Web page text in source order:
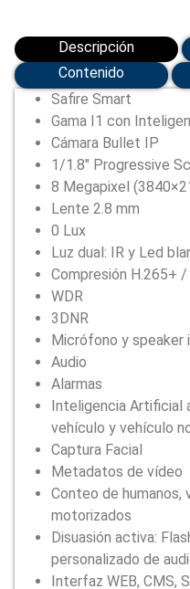
cantidad Descripción
Contenido
Safire Smart
Gama I1 con
Cámara Bullet IP
1/1.8″ Progressive
8 Megapixel
Lente 2.8 mm
0 Lux
Luz dual: IR y Led
Compresión H.265+
WDR
3DNR
Micrófono y speaker
Audio
Alarmas
Inteligencia Artificial
vehículo y vehículo
Captura Facial
Metadatos de vídeo
Conteo de humanos,
motorizados
Disuasión activa:
personalizado de
Interfaz WEB, CMS,